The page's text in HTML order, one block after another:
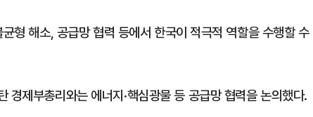
형 해소, 공급망 협력 등에서 한국이 적극적 역할을 수행할 수
제부총리와는 에너지·핵심광물 등 공급망 협력을 논의했다.